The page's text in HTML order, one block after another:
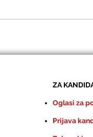
ZA
Oglasi za
Prijava